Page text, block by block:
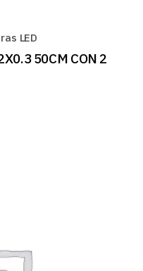
LED
50CM CON 2